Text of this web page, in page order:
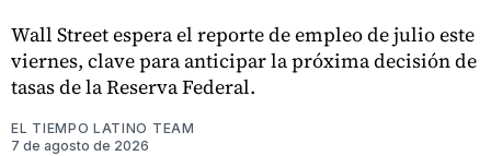
Wall Street espera el reporte de empleo de julio este
viernes, clave para anticipar la próxima decisión de
tasas de la Reserva Federal.
EL TIEMPO LATINO TEAM
7 de agosto de 2026